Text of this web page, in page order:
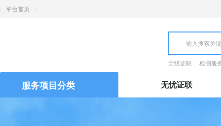
平台首页
无忧证联 检测服
服务项目分类 无忧证联